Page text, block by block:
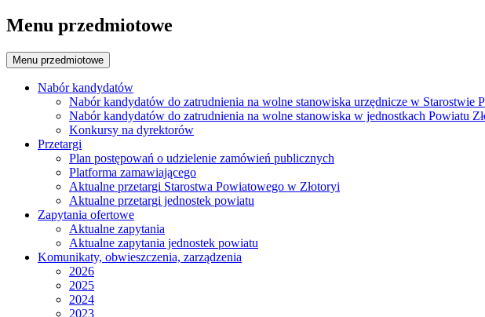
Menu przedmiotowe
Menu przedmiotowe
Nabór kandydatów
Nabór kandydatów do zatrudnienia na wolne stanowiska urzędnicze w Starostwie
Nabór kandydatów do zatrudnienia na wolne stanowiska w jednostkach Powiatu
Konkursy na dyrektorów
Przetargi
Plan postępowań o udzielenie zamówień publicznych
Platforma zamawiającego
Aktualne przetargi Starostwa Powiatowego w Złotoryi
Aktualne przetargi jednostek powiatu
Zapytania ofertowe
Aktualne zapytania
Aktualne zapytania jednostek powiatu
Komunikaty, obwieszczenia, zarządzenia
2026
2025
2024
2023